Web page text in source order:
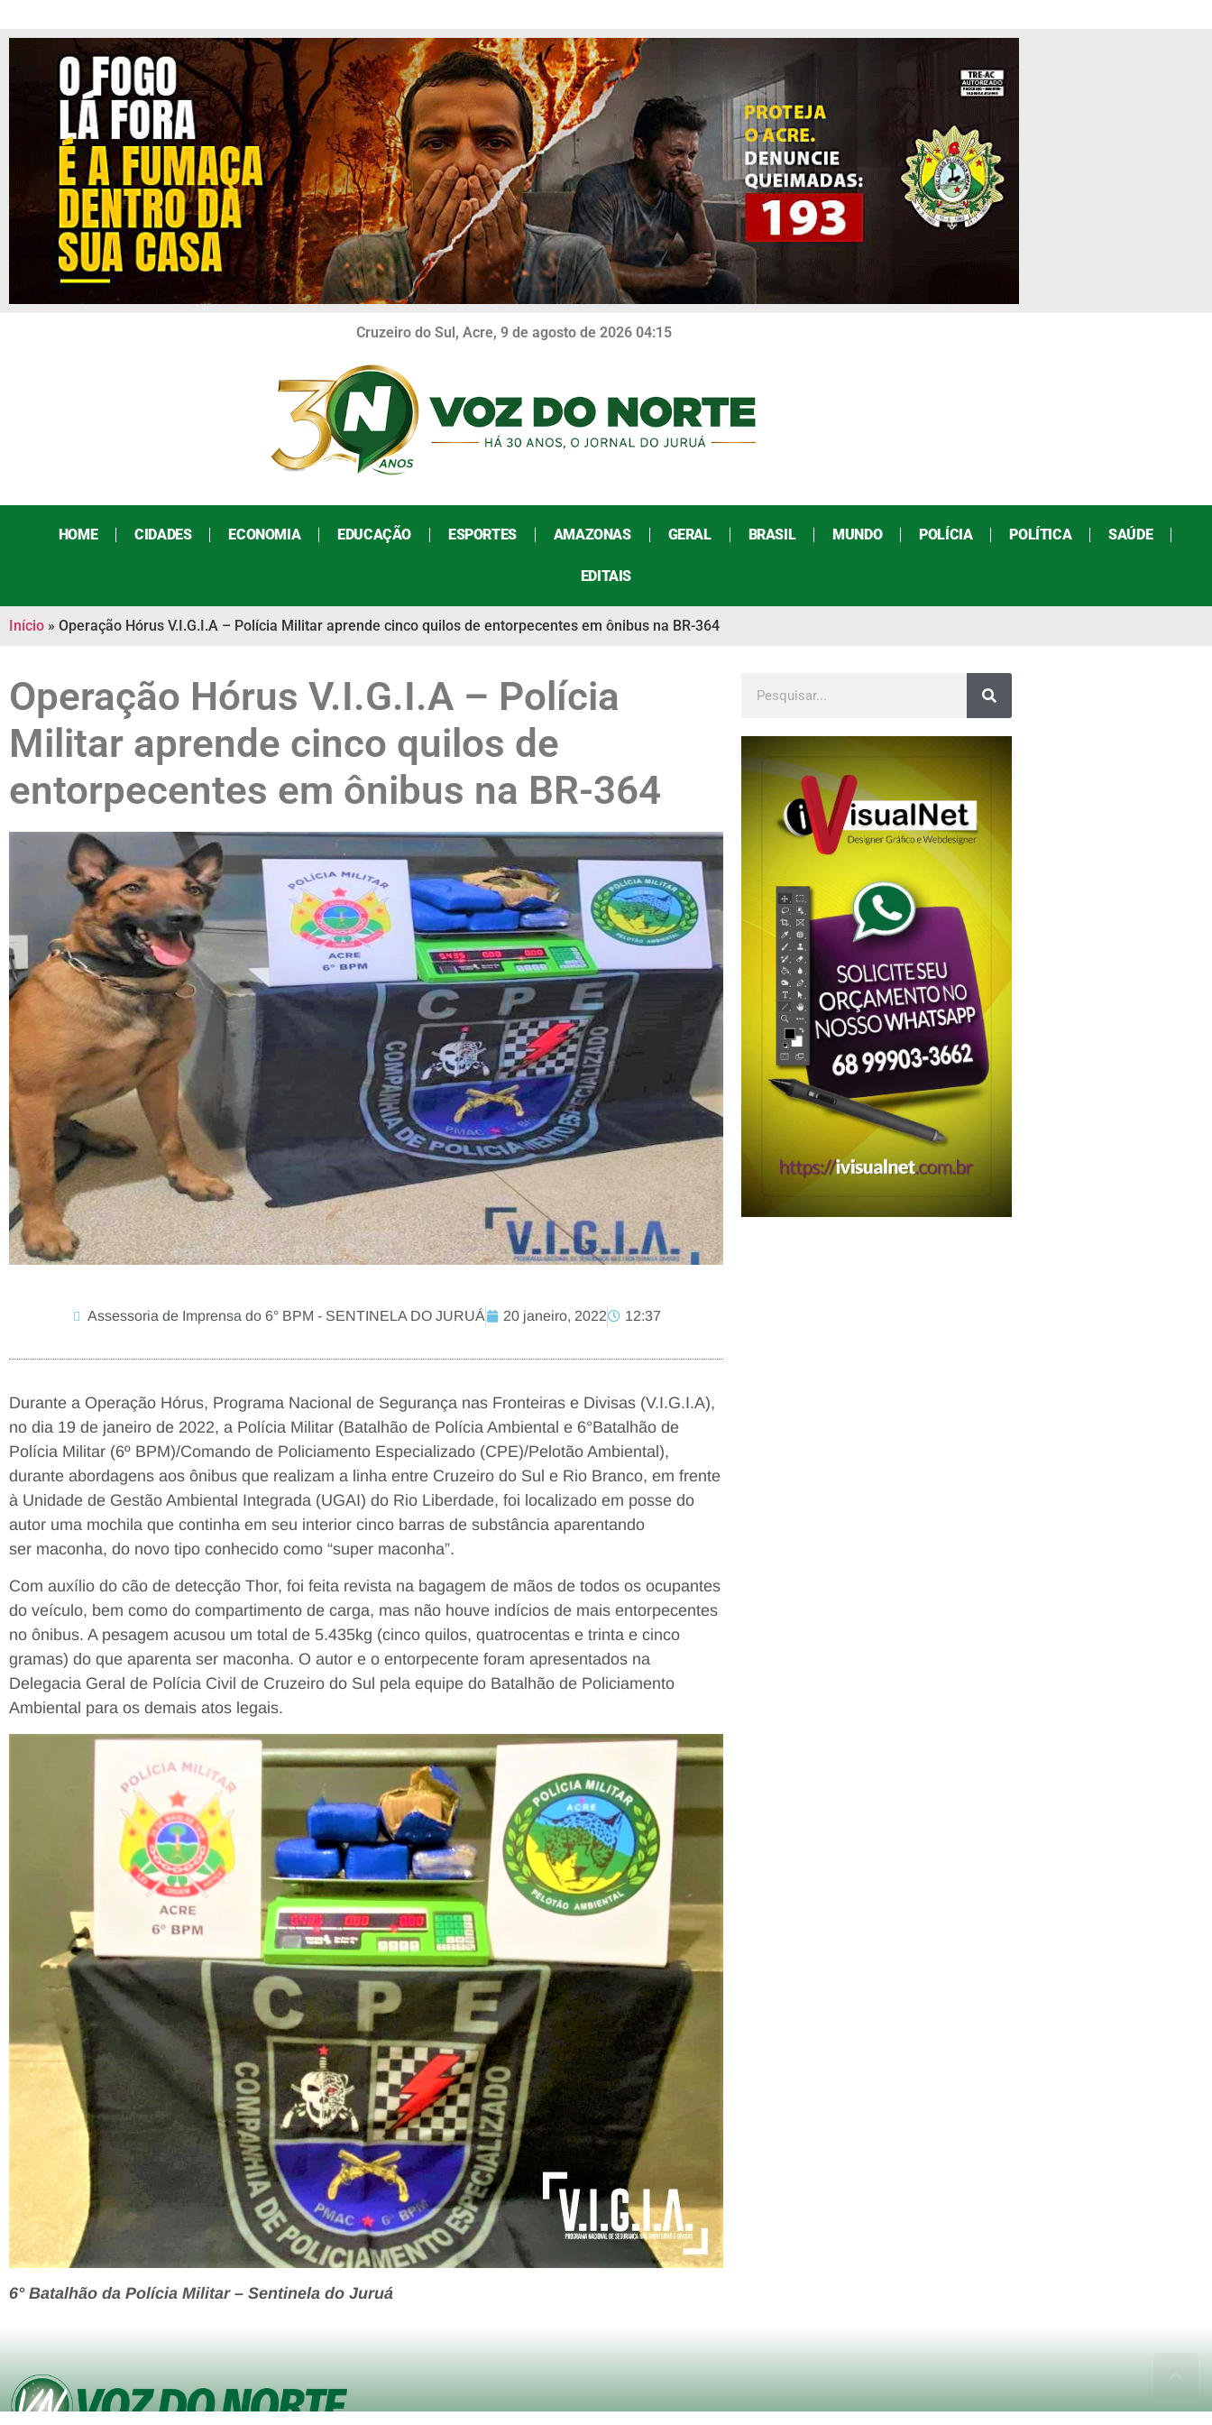
Cruzeiro do Sul, Acre, 9 de agosto de 2026 04:15
HOME CIDADES ECONOMIA EDUCAÇÃO ESPORTES AMAZONAS GERAL BRASIL MUNDO POLÍCIA POLÍTICA SAÚDE
EDITAIS
Início » Operação Hórus V.I.G.I.A – Polícia Militar aprende cinco quilos de entorpecentes em ônibus na BR-364
Operação Hórus V.I.G.I.A – Polícia
Militar aprende cinco quilos de
entorpecentes em ônibus na BR-364
Assessoria de Imprensa do 6° BPM - SENTINELA DO JURUÁ 20 janeiro, 2022 12:37
Durante a Operação Hórus, Programa Nacional de Segurança nas Fronteiras e Divisas (V.I.G.I.A),
no dia 19 de janeiro de 2022, a Polícia Militar (Batalhão de Polícia Ambiental e 6°Batalhão de
Polícia Militar (6º BPM)/Comando de Policiamento Especializado (CPE)/Pelotão Ambiental),
durante abordagens aos ônibus que realizam a linha entre Cruzeiro do Sul e Rio Branco, em frente
à Unidade de Gestão Ambiental Integrada (UGAI) do Rio Liberdade, foi localizado em posse do
autor uma mochila que continha em seu interior cinco barras de substância aparentando
ser maconha, do novo tipo conhecido como “super maconha”.
Com auxílio do cão de detecção Thor, foi feita revista na bagagem de mãos de todos os ocupantes
do veículo, bem como do compartimento de carga, mas não houve indícios de mais entorpecentes
no ônibus. A pesagem acusou um total de 5.435kg (cinco quilos, quatrocentas e trinta e cinco
gramas) do que aparenta ser maconha. O autor e o entorpecente foram apresentados na
Delegacia Geral de Polícia Civil de Cruzeiro do Sul pela equipe do Batalhão de Policiamento
Ambiental para os demais atos legais.
6° Batalhão da Polícia Militar – Sentinela do Juruá